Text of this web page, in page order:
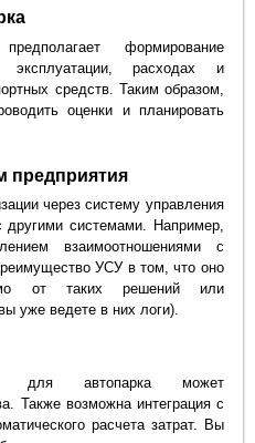
формирование
эксплуатации, расходах и
средств. Таким образом,
оценки и планировать
предприятия
через систему управления
системами. Например,
взаимоотношениями с
УСУ в том, что оно
от таких решений или
уже ведете в них логи).
для автопарка может
Также возможна интеграция с
расчета затрат. Вы